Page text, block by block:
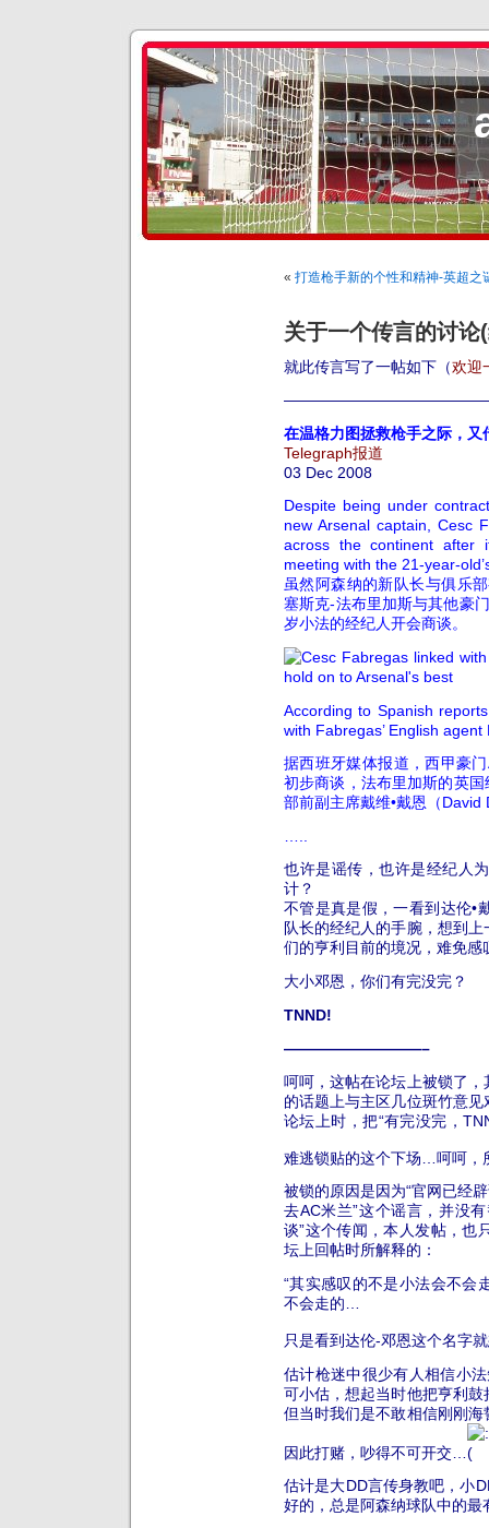
« 打造枪手新的个性和精神-英超之
关于一个传言的讨论
就此传言写了一帖如下（欢迎
在温格力图拯救枪手之际，
Telegraph报道
03 Dec 2008
Despite being under
new Arsenal captain, Cesc
across the continent after
meeting with the 21-year-
虽然阿森纳的新队长与俱乐
塞斯克-法布里加斯与其他豪
岁小法的经纪人开会商谈。
According to Spanish
with Fabregas’ English
据西班牙媒体报道，西甲豪
初步商谈，法布里加斯的英
部前副主席戴维•戴恩（David
也许是谣传，也许是经纪人
计？
不管是真是假，一看到达伦•
队长的经纪人的手腕，想到
们的亨利目前的境况，难免
大小邓恩，你们有完没完？
TNND!
—————————–
呵呵，这帖在论坛上被锁了
的话题上与主区几位斑竹意
论坛上时，把“有完没完，
难逃锁贴的这个下场…呵呵，
被锁的原因是因为“官网已经
去AC米兰”这个谣言，并没
谈”这个传闻，本人发帖，也
坛上回帖时所解释的：
“其实感叹的不是小法会不会
不会走的…
只是看到达伦-邓恩这个名字
估计枪迷中很少有人相信小
可小估，想起当时他把亨利
但当时我们是不敢相信刚刚
因此打赌，吵得不可开交…
估计是大DD言传身教吧，小
好的，总是阿森纳球队中的